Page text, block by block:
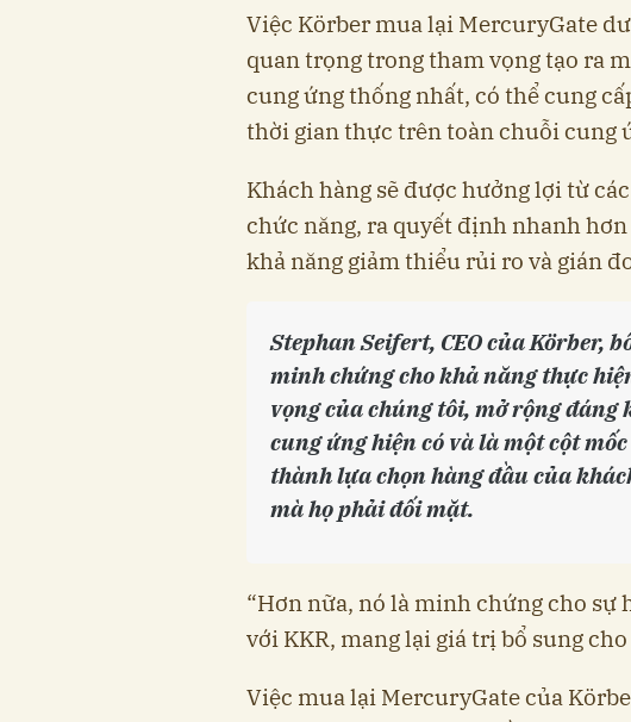
Việc Körber mua lại MercuryGate
quan trọng trong tham vọng tạo ra
cung ứng thống nhất, có thể cung
thời gian thực trên toàn chuỗi cung
Khách hàng sẽ được hưởng lợi từ
chức năng, ra quyết định nhanh
khả năng giảm thiểu rủi ro và gián
Stephan Seifert, CEO của Körber,
minh chứng cho khả năng thực
vọng của chúng tôi, mở rộng đáng
cung ứng hiện có và là một cột
thành lựa chọn hàng đầu của
mà họ phải đối mặt.
“Hơn nữa, nó là minh chứng cho sự
với KKR, mang lại giá trị bổ sung
Việc mua lại MercuryGate của